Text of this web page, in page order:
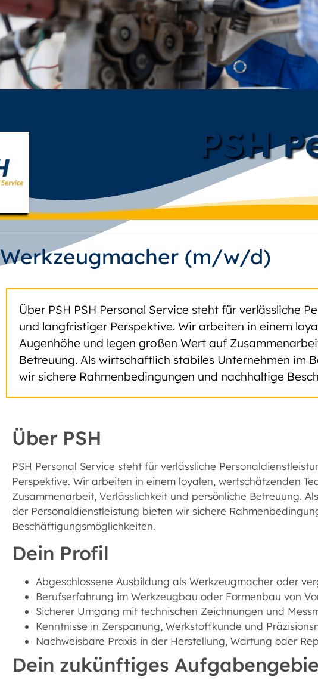
PSH
Werkzeugmacher (m/w/d)
Über PSH PSH Personal Service steht für verlässliche
und langfristiger Perspektive. Wir arbeiten in einem
Augenhöhe und legen großen Wert auf
Betreuung. Als wirtschaftlich stabiles Unternehmen im
wir sichere Rahmenbedingungen und nachhaltige
Über PSH
PSH Personal Service steht für verlässliche
Perspektive. Wir arbeiten in einem loyalen, wertschätzenden
Zusammenarbeit, Verlässlichkeit und persönliche Betreuung.
der Personaldienstleistung bieten wir sichere
Beschäftigungsmöglichkeiten.
Dein Profil
Abgeschlossene Ausbildung als Werkzeugmacher oder
Berufserfahrung im Werkzeugbau oder Formenbau von
Sicherer Umgang mit technischen Zeichnungen und
Kenntnisse in Zerspanung, Werkstoffkunde und
Nachweisbare Praxis in der Herstellung, Wartung oder
Dein zukünftiges